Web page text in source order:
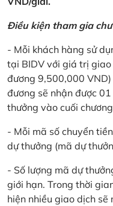
Điều kiện tham gia
- Mỗi khách hàng sử
tại BIDV với giá trị
đương 9,500,000
đương sẽ nhận được
thưởng vào cuối
- Mỗi mã số chuyển
dự thưởng (mã dự
- Số lượng mã dự
giới hạn. Trong thời
hiện nhiều giao dịch sẽ